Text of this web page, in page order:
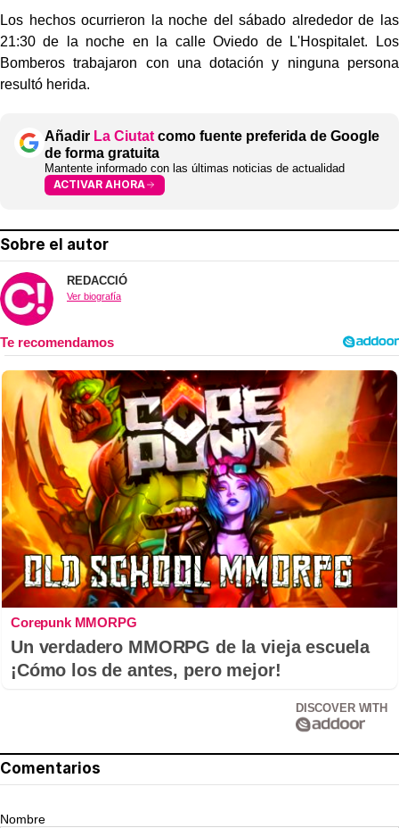
Los hechos ocurrieron la noche del sábado alrededor de las
21:30 de la noche en la calle Oviedo de L'Hospitalet. Los
Bomberos trabajaron con una dotación y ninguna persona
resultó herida.
Añadir La Ciutat como fuente preferida de Google
de forma gratuita
Mantente informado con las últimas noticias de actualidad
ACTIVAR AHORA
Sobre el autor
REDACCIÓ
Ver biografía
Corepunk MMORPG
Un verdadero MMORPG de la vieja escuela
¡Cómo los de antes, pero mejor!
DISCOVER WITH
Comentarios
Nombre